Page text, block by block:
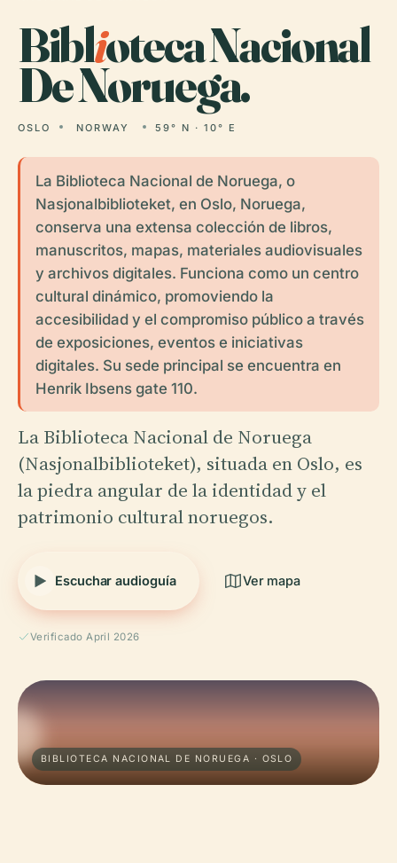
Biblioteca Nacional
De Noruega.
OSLO NORWAY 59° N · 10° E
La Biblioteca Nacional de Noruega, o
Nasjonalbiblioteket, en Oslo, Noruega,
conserva una extensa colección de libros,
manuscritos, mapas, materiales audiovisuales
y archivos digitales. Funciona como un centro
cultural dinámico, promoviendo la
accesibilidad y el compromiso público a través
de exposiciones, eventos e iniciativas
digitales. Su sede principal se encuentra en
Henrik Ibsens gate 110.
La Biblioteca Nacional de Noruega
(Nasjonalbiblioteket), situada en Oslo, es
la piedra angular de la identidad y el
patrimonio cultural noruegos.
Escuchar audioguía Ver mapa
Verificado April 2026
BIBLIOTECA NACIONAL DE NORUEGA · OSLO